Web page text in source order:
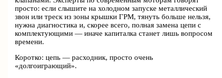
просто: если слышите на холодном запуске металлический
звон или треск из зоны крышки ГРМ, тянуть больше нельзя,
нужна диагностика и, скорее всего, полная замена цепи с
комплектующими — иначе капиталка станет лишь вопросом
времени.
Коротко: цепь — расходник, просто очень
«долгоиграющий».